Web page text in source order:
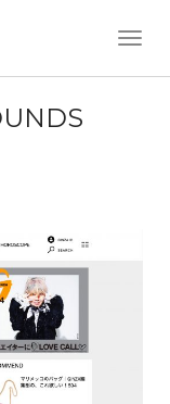
Toggle